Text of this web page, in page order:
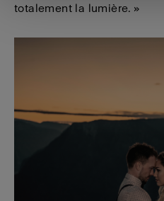
totalement la lumière. »